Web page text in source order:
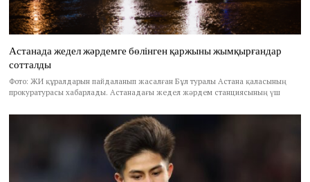
Астанада жедел жәрдемге бөлінген қаржыны жымқырғандар
сотталды
Фото: ЖИ құралдарын пайдаланып жасалған Бұл туралы Астана қаласының
прокуратурасы хабарлады. Астанадағы жедел жәрдем станциясының үш